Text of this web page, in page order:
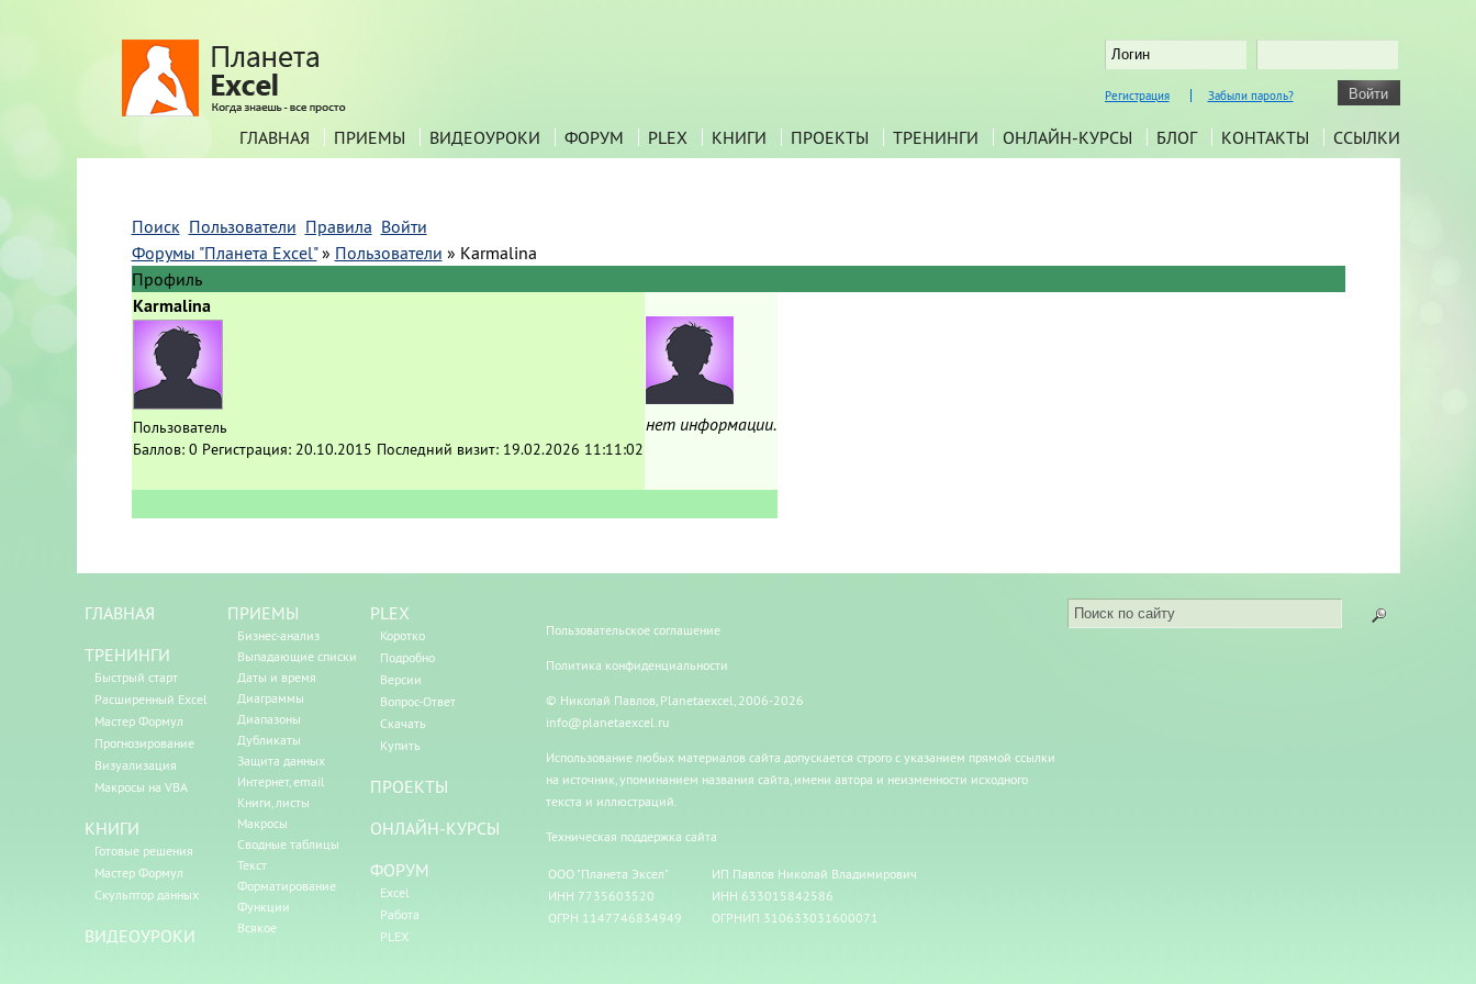
Регистрация Забыли пароль?
ГЛАВНАЯ ПРИЕМЫ ВИДЕОУРОКИ ФОРУМ PLEX КНИГИ ПРОЕКТЫ ТРЕНИНГИ ОНЛАЙН-КУРСЫ БЛОГ КОНТАКТЫ ССЫЛКИ
Поиск Пользователи Правила Войти
Форумы "Планета Excel" » Пользователи » Karmalina
Профиль
Karmalina
Пользователь
Баллов: 0 Регистрация: 20.10.2015 Последний визит: 19.02.2026 11:11:02
нет информации.
ГЛАВНАЯ
ТРЕНИНГИ
Быстрый старт
Расширенный Excel
Мастер Формул
Прогнозирование
Визуализация
Макросы на VBA
КНИГИ
Готовые решения
Мастер Формул
Скульптор данных
ВИДЕОУРОКИ
ПРИЕМЫ
Бизнес-анализ
Выпадающие списки
Даты и время
Диаграммы
Диапазоны
Дубликаты
Защита данных
Интернет, email
Книги, листы
Макросы
Сводные таблицы
Текст
Форматирование
Функции
Всякое
PLEX
Коротко
Подробно
Версии
Вопрос-Ответ
Скачать
Купить
ПРОЕКТЫ
ОНЛАЙН-КУРСЫ
ФОРУМ
Excel
Работа
PLEX
Пользовательское соглашение
Политика конфиденциальности
© Николай Павлов, Planetaexcel, 2006-2026
info@planetaexcel.ru
Использование любых материалов сайта допускается строго с указанием прямой ссылки
на источник, упоминанием названия сайта, имени автора и неизменности исходного
текста и иллюстраций.
Техническая поддержка сайта
ООО "Планета Эксел"
ИНН 7735603520
ОГРН 1147746834949
ИП Павлов Николай Владимирович
ИНН 633015842586
ОГРНИП 310633031600071